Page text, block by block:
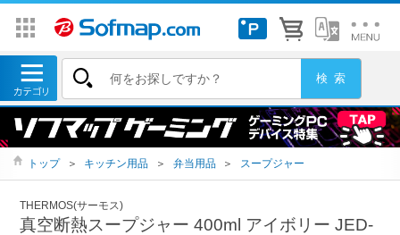
トップ ＞ キッチン用品 ＞ 弁当用品 ＞ スープジャー
THERMOS(サーモス)
真空断熱スープジャー 400ml アイボリー JED-